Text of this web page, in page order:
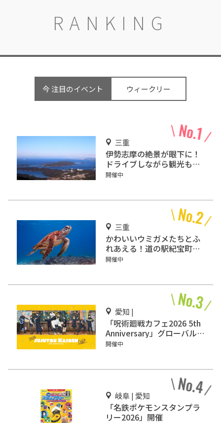
RANKING
今 注目のイベント ウィークリー
三重
伊勢志摩の絶景が眼下に！
ドライブしながら観光もで
きる「伊勢志摩スカイライ
開催中
三重
かわいいウミガメたちとふ
れあえる！道の駅紀宝町
「ウミガメ公園」
開催中
愛知 |
「呪術廻戦カフェ2026 5th
Anniversary」グローバル
ゲート名古屋で開催
開催中
岐阜 | 愛知
「名鉄ポケモンスタンプラ
リー2026」開催